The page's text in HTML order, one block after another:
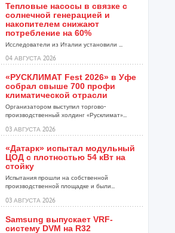
Тепловые насосы в связке с
солнечной генерацией и
накопителем снижают
потребление на 60%
Исследователи из Италии установили ...
04 АВГУСТА 2026
«РУСКЛИМАТ Fest 2026» в Уфе
собрал свыше 700 профи
климатической отрасли
Организатором выступил торгово-
производственный холдинг «Русклимат»...
03 АВГУСТА 2026
«Датарк» испытал модульный
ЦОД с плотностью 54 кВт на
стойку
Испытания прошли на собственной
производственной площадке и были...
03 АВГУСТА 2026
Samsung выпускает VRF-
систему DVM на R32